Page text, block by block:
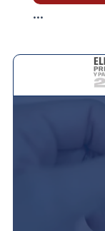
...